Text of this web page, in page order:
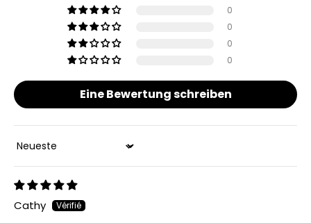
0
0
0
0
Eine Bewertung schreiben
Sort by
Cathy